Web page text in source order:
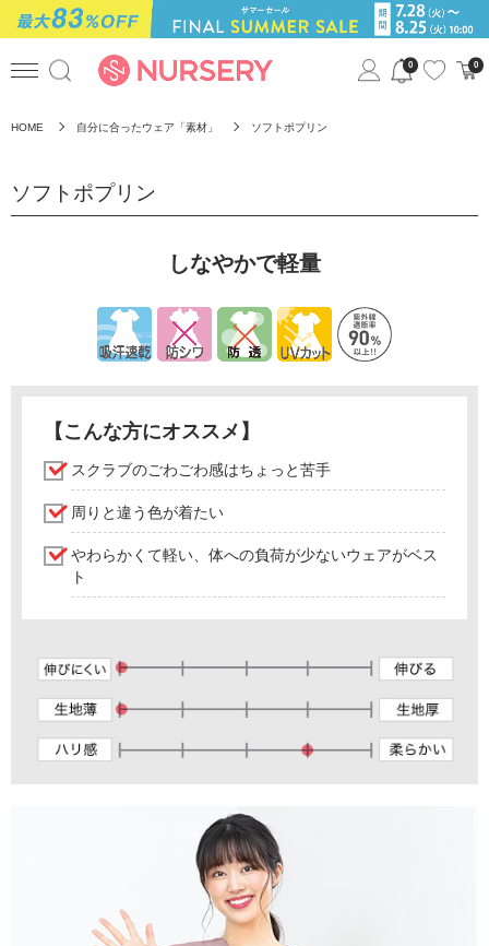
0 0
HOME 自分に合ったウェア「素材」 ソフトポプリン
ソフトポプリン
しなやかで軽量
【こんな方にオススメ】
スクラブのごわごわ感はちょっと苦手
周りと違う色が着たい
やわらかくて軽い、体への負荷が少ないウェアがベス
ト